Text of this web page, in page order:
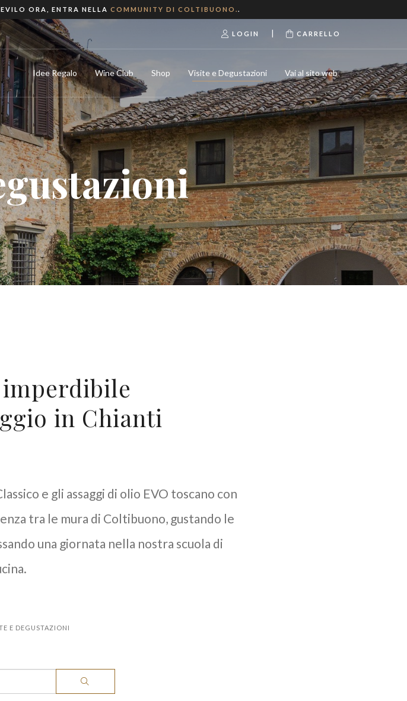
ORA, ENTRA NELLA COMMUNITY DI COLTIBUONO..
LOGIN | CARRELLO
Idee Regalo Wine Club Shop Visite e Degustazioni Vai al sito web
in Chianti
e gli assaggi di olio EVO toscano con
tra le mura di Coltibuono, gustando le
una giornata nella nostra scuola di
E DEGUSTAZIONI